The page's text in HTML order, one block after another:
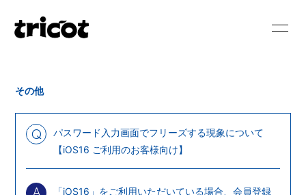
SCHEDULE
DISCOGRAPHY VIDEO
その他
Q
パスワード入力画面でフリーズする現象について
【iOS16 ご利用のお客様向け】
「iOS16」をご利用いただいている場合、会員登録